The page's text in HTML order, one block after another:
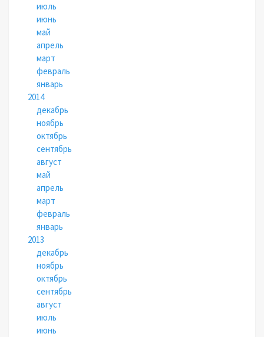
июль
июнь
май
апрель
март
февраль
январь
2014
декабрь
ноябрь
октябрь
сентябрь
август
май
апрель
март
февраль
январь
2013
декабрь
ноябрь
октябрь
сентябрь
август
июль
июнь